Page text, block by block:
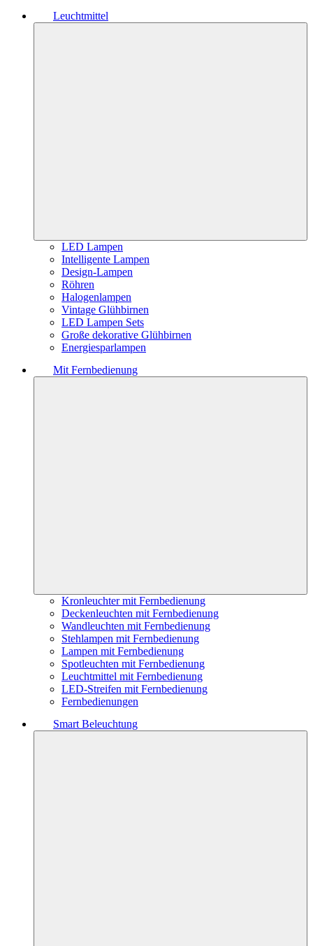
Leuchtmittel
LED Lampen
Intelligente Lampen
Design-Lampen
Röhren
Halogenlampen
Vintage Glühbirnen
LED Lampen Sets
Große dekorative Glühbirnen
Energiesparlampen
Mit Fernbedienung
Kronleuchter mit Fernbedienung
Deckenleuchten mit Fernbedienung
Wandleuchten mit Fernbedienung
Stehlampen mit Fernbedienung
Lampen mit Fernbedienung
Spotleuchten mit Fernbedienung
Leuchtmittel mit Fernbedienung
LED-Streifen mit Fernbedienung
Fernbedienungen
Smart Beleuchtung